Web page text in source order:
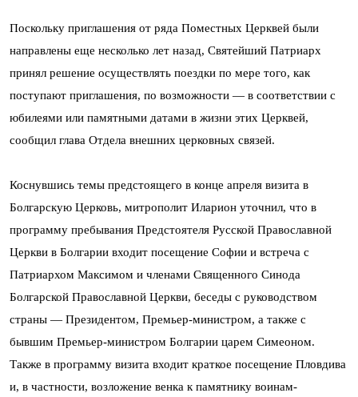
Поскольку приглашения от ряда Поместных Церквей были
направлены еще несколько лет назад, Святейший Патриарх
принял решение осуществлять поездки по мере того, как
поступают приглашения, по возможности — в соответствии с
юбилеями или памятными датами в жизни этих Церквей,
сообщил глава Отдела внешних церковных связей.
Коснувшись темы предстоящего в конце апреля визита в
Болгарскую Церковь, митрополит Иларион уточнил, что в
программу пребывания Предстоятеля Русской Православной
Церкви в Болгарии входит посещение Софии и встреча с
Патриархом Максимом и членами Священного Синода
Болгарской Православной Церкви, беседы с руководством
страны — Президентом, Премьер-министром, а также с
бывшим Премьер-министром Болгарии царем Симеоном.
Также в программу визита входит краткое посещение Пловдива
и, в частности, возложение венка к памятнику воинам-